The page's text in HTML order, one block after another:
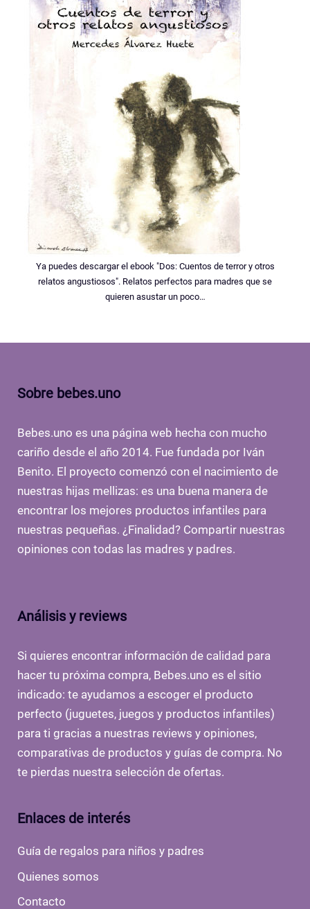
Ya puedes descargar el ebook "Dos: Cuentos de terror y otros
relatos angustiosos". Relatos perfectos para madres que se
quieren asustar un poco…
Sobre bebes.uno
Bebes.uno es una página web hecha con mucho
cariño desde el año 2014. Fue fundada por Iván
Benito. El proyecto comenzó con el nacimiento de
nuestras hijas mellizas: es una buena manera de
encontrar los mejores productos infantiles para
nuestras pequeñas. ¿Finalidad? Compartir nuestras
opiniones con todas las madres y padres.
Análisis y reviews
Si quieres encontrar información de calidad para
hacer tu próxima compra, Bebes.uno es el sitio
indicado: te ayudamos a escoger el producto
perfecto (juguetes, juegos y productos infantiles)
para ti gracias a nuestras reviews y opiniones,
comparativas de productos y guías de compra. No
te pierdas nuestra selección de ofertas.
Enlaces de interés
Guía de regalos para niños y padres
Quienes somos
Contacto